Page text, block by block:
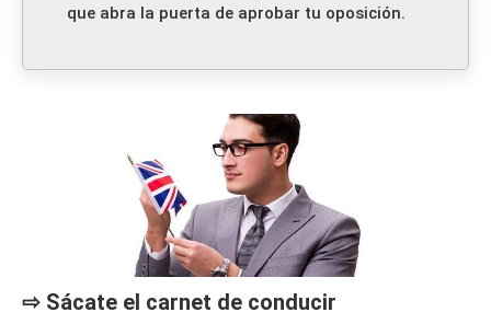
que abra la puerta de aprobar tu oposición.
⇨ Sácate el carnet de conducir